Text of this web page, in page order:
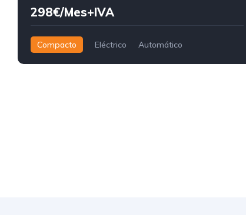
298€/Mes+IVA
Compacto Eléctrico Automático